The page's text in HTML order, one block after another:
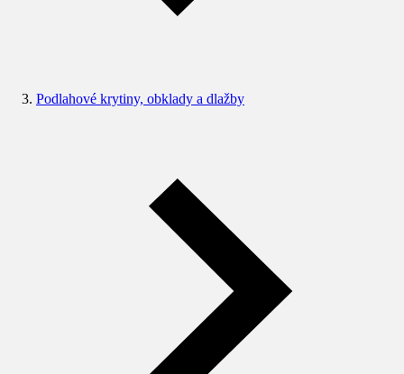
Podlahové krytiny, obklady a dlažby